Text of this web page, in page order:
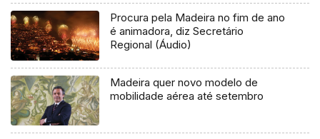
Procura pela Madeira no fim de ano
é animadora, diz Secretário
Regional (Áudio)
Madeira quer novo modelo de
mobilidade aérea até setembro